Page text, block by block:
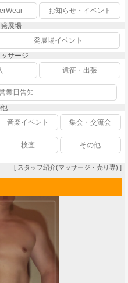
お知らせ・イベント
展場
発展場イベント
サージ
遠征・出張
業日告知
音楽イベント 集会・交流会
検査 その他
[ スタッフ紹介(マッサージ・売り専) ]